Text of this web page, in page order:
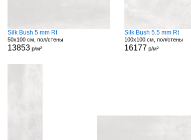
Silk Bush 5 mm Rt
50x100 см, пол/стены
13853 р/м²
Silk Bush 5.5 mm Rt
100x100 см, пол/стены
16177 р/м²